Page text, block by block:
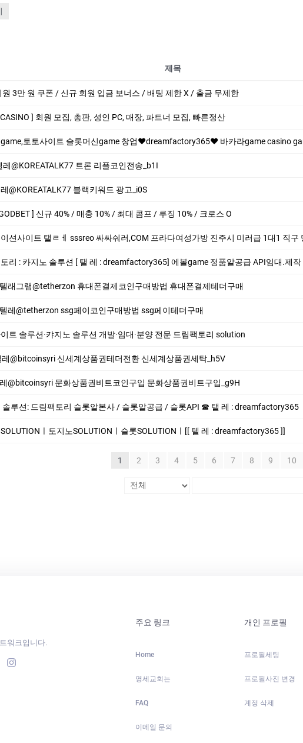
제목
원 3만 원 쿠폰 / 신규 회원 입금 보너스 / 배팅 제한 X / 출금 무제한
] 회원 모집, 총판, 성인 PC, 매장, 파트너 모집, 빠른정산
토­토사이트 슬­롯머­신game 창업❤dreamfactory365❤ 바­카라game casino
레@KOREATALK77 트론 리플코인전송_b1I
@KOREATALK77 블랙키워드 광고_i0S
] 신규 40% / 매충 10% / 최대 콤프 / 루징 10% / 크로스 O
션사이트 탤ㄹㅔ sssreo 싸싸숴러,COM 프라다여성가방 진주시 미러급 1대1 직구 명품 가방 프라다
리 : 카­지노 솔­루션 [ 탤 레 : dreamfactory365] 에볼game 정품알공급 API임대.제작
래그램@tetherzon 휴대폰결제코인구매방법 휴대폰결제테더구매
레@tetherzon ssg페이코인구매방법 ssg페이테더구매
트 솔루션·캬지노 솔루션 개발·임대·분양 전문 드림팩토리 solution
레@bitcoinsyri 신세계상품권테더전환 신세계상품권세탁_h5V
@bitcoinsyri 문화상품권비트코인구입 문화상품권비트구입_g9H
솔루션: 드림팩토리 슬롯알본사 / 슬롯알공급 / 슬롯API ☎ 탤 레 : dreamfactory365
ㅣ토지노SOLUTIONㅣ슬롯SOLUTIONㅣ[[ 텔 레 : dreamfactory365 ]]
1 2 3 4 5 6 7 8 9 10
워크입니다.
주요 링크
Home
영세교회는
FAQ
이메일 문의
개인 프로필
프로필세팅
프로필사진 변경
계정 삭제